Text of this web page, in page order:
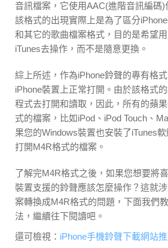
音訊檔案，它使用AAC(進階音訊編碼)
該格式的出現實際上是為了區分
和其它的歌曲檔案格式，目的是希望
iTunes去操作，而不是隨意更換。
綜上所述，作為iPhone鈴聲的專有格
iPhone裝置上正常打開。由於該格式
程式去打開和讀取，因此，所有的蘋
式的檔案，比如iPod、iPod Touch、
果您的Windows裝置也安裝了iTunes
打開M4R格式的檔案。
了解完M4R格式之後，如果您想要將
裝置支援的鈴聲應該怎麼操作？這就
案轉換成M4R格式的問題，下面我們
法，繼續往下閱讀吧。
還可檢視： iPhone手機鈴聲下載網站